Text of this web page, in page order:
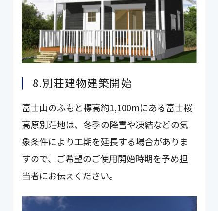
8.別荘建物建築開始
富士山のふもと標高約1,100mにある富士桜
高原別荘地は、冬季の降雪や凍結などの気
象条件により工期を延長する場合がありま
すので、ご希望のご使用開始時期を予め担
当者にお伝えください。